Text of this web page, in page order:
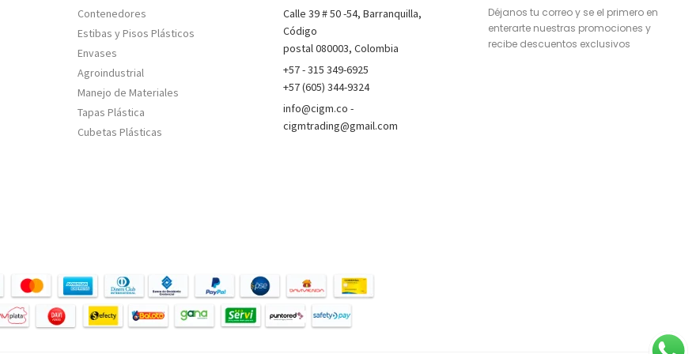
Contenedores
Estibas y Pisos Plásticos
Envases
Agroindustrial
Manejo de Materiales
Tapas Plástica
Cubetas Plásticas
Calle 39 # 50 -54, Barranquilla,
Código
postal 080003, Colombia
+57 - 315 349-6925
+57 (605) 344-9324
info@cigm.co -
cigmtrading@gmail.com
Déjanos tu correo y se el primero en
enterarte nuestras promociones y
recibe descuentos exclusivos